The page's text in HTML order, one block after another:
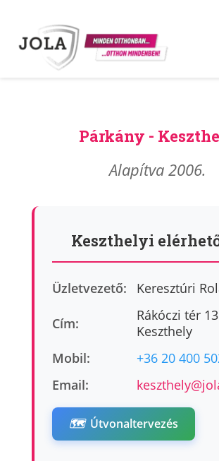
Párkány -
Alapítva 2006.
Keszthelyi
Üzletvezető: Keresztúri
Cím:
Rákóczi tér
Keszthely
Mobil:
+36 20 400
Email:
🗺️ Útvonaltervezés